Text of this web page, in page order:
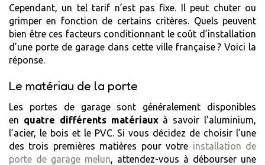
Cependant, un tel tarif n’est pas fixe. Il peut chuter ou
grimper en fonction de certains critères. Quels peuvent
bien être ces facteurs conditionnant le coût d’installation
d’une porte de garage dans cette ville française ? Voici la
réponse.
Le matériau de la porte
Les portes de garage sont généralement disponibles
en quatre différents matériauxà savoir l’aluminium,
l’acier, le bois et le PVC. Si vous décidez de choisir l’une
des trois premières matières pour votre installation de
porte de garage melun, attendez-vous à débourser une